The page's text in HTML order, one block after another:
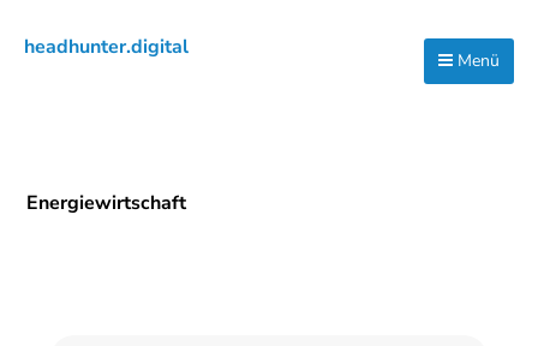
Hauptnavigation
Inhalt
Seitenspalte
headhunter.digital
Menü
Energiewirtschaft